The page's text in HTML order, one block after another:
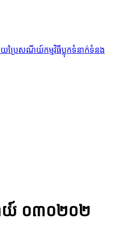
យប្រៃសណីយ៍កម្មវិធីប្លុកទំនាក់ទំនង
យ៍ ០៣០២០២